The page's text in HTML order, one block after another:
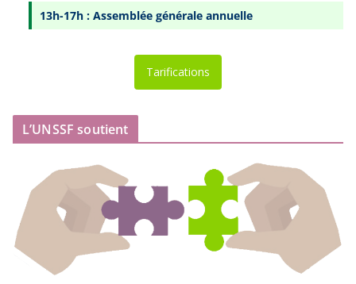
13h-17h : Assemblée générale annuelle
Tarifications
L’UNSSF soutient